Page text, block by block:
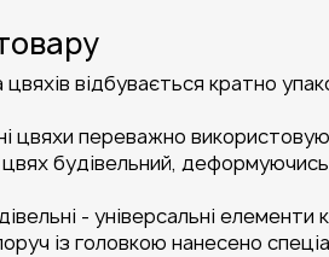
цвяхів відбувається кратно
цвяхи переважно
цвях будівельний,
- універсальні елементи
із головкою нанесено